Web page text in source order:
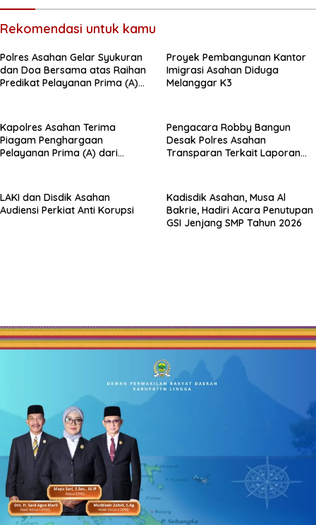
Rekomendasi untuk kamu
Polres Asahan Gelar Syukuran
dan Doa Bersama atas Raihan
Predikat Pelayanan Prima (A)
Proyek Pembangunan Kantor
Imigrasi Asahan Diduga
Melanggar K3
Kapolres Asahan Terima
Piagam Penghargaan
Pelayanan Prima (A) dari
Pengacara Robby Bangun
Desak Polres Asahan
Transparan Terkait Laporan
LAKI dan Disdik Asahan
Audiensi Perkiat Anti Korupsi
Kadisdik Asahan, Musa Al
Bakrie, Hadiri Acara Penutupan
GSI Jenjang SMP Tahun 2026